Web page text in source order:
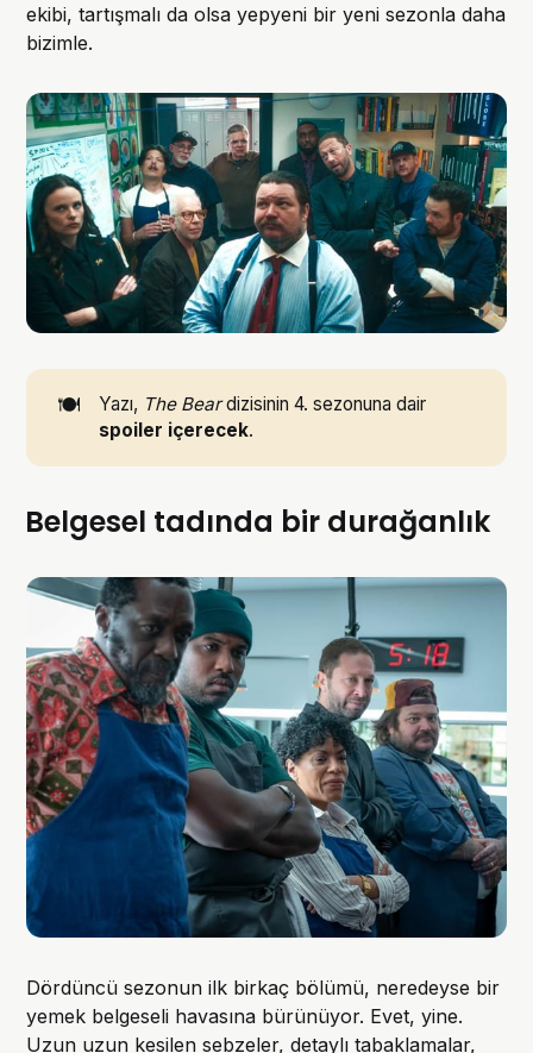
ekibi, tartışmalı da olsa yepyeni bir yeni sezonla daha
bizimle.
🍽️ Yazı, The Beardizisinin 4. sezonuna dair
spoiler içerecek.
Belgesel tadında bir durağanlık
Dördüncü sezonun ilk birkaç bölümü, neredeyse bir
yemek belgeseli havasına bürünüyor. Evet, yine.
Uzun uzun kesilen sebzeler, detaylı tabaklamalar,